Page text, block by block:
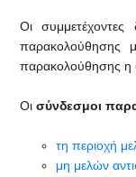
Οι
παρακολούθησης
παρακολούθησης η
Οι σύνδεσμοι
τη περιοχή
μη μελών